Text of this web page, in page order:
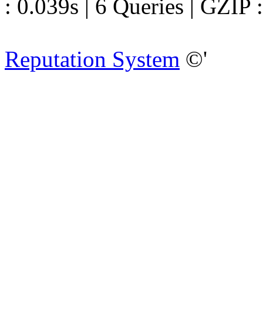
: 0.039s | 6 Queries | GZIP
Reputation System ©'